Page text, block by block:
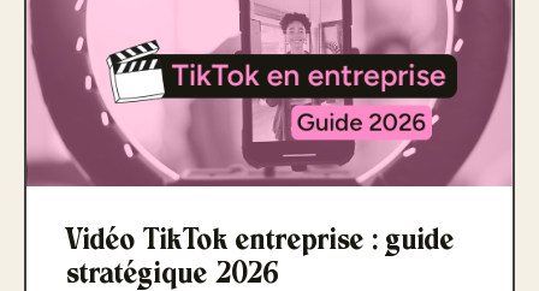
Vidéo TikTok entreprise : guide
stratégique 2026